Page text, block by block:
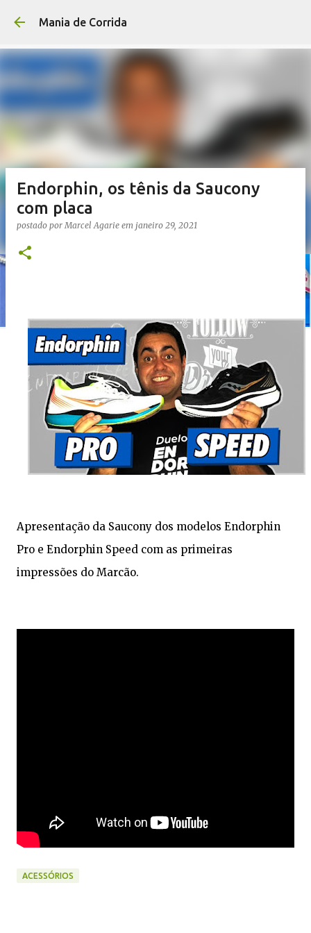
Mania de Corrida
Endorphin, os tênis da Saucony
com placa
postado porMarcel Agarie em janeiro 29, 2021
Apresentação da Saucony dos modelos Endorphin
Pro e Endorphin Speed com as primeiras
impressões do Marcão.
ACESSÓRIOS